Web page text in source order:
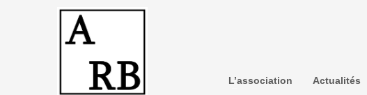
L’association Actualités